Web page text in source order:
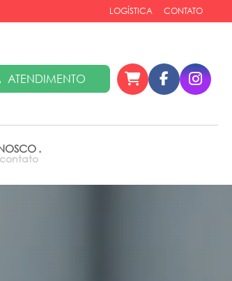
LOGÍSTICA CONTATO
ATENDIMENTO
.